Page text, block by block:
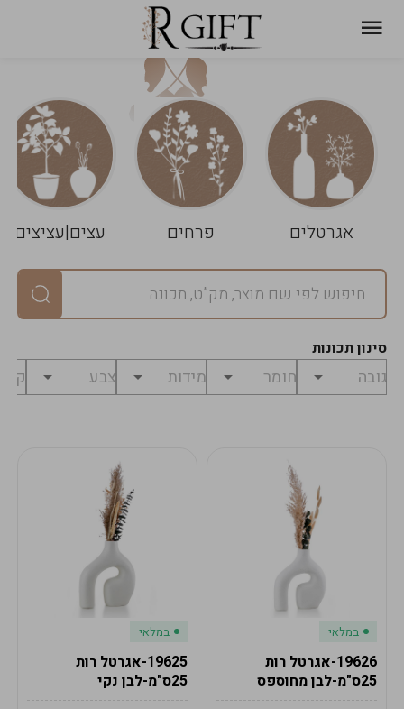
אגרטלים פרחים עצים|עציצים
סינון תכונות
במלאי
19626-אגרטל רות
25ס"מ-לבן מחוספס
במלאי
19625-אגרטל רות
25ס"מ-לבן נקי
עגלת
שלך
ניקוי
הסל
במארז
מחיר
לפני
₪0
לתשלום